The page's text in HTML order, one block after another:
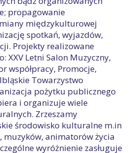
propagowanie
międzykulturowej
spotkań, wyjazdów,
Projekty realizowane
XXV Letni Salon Muzyczny,
współpracy, Promocje,
Towarzystwo
pożytku publicznego
i organizuje wiele
Zrzeszamy
środowisko kulturalne m.in
animatorów życia
wyróżnienie zasługuje